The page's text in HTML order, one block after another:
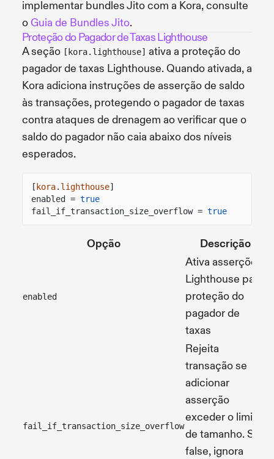
implementar bundles Jito com a Kora, consulte
oGuia de Bundles Jito.
Proteção do Pagador de Taxas Lighthouse
A seção [kora.lighthouse] ativa a proteção do
pagador de taxas Lighthouse. Quando ativada, a
Kora adiciona instruções de asserção de saldo
às transações, protegendo o pagador de taxas
contra ataques de drenagem ao verificar que o
saldo do pagador não caia abaixo dos níveis
esperados.
[ kora. lighthouse]
enabled = true
fail_if_transaction_size_overflow = true
Opção Descrição
enabled
Ativa asserções
Lighthouse para
proteção do
pagador de
taxas
fail_if_transaction_size_overflow
Rejeita
transação se
adicionar
asserção
exceder o limite
de tamanho. Se
false, ignora